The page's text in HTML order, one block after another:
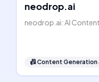
neodrop.ai
neodrop.ai: AI
📠Content Generation